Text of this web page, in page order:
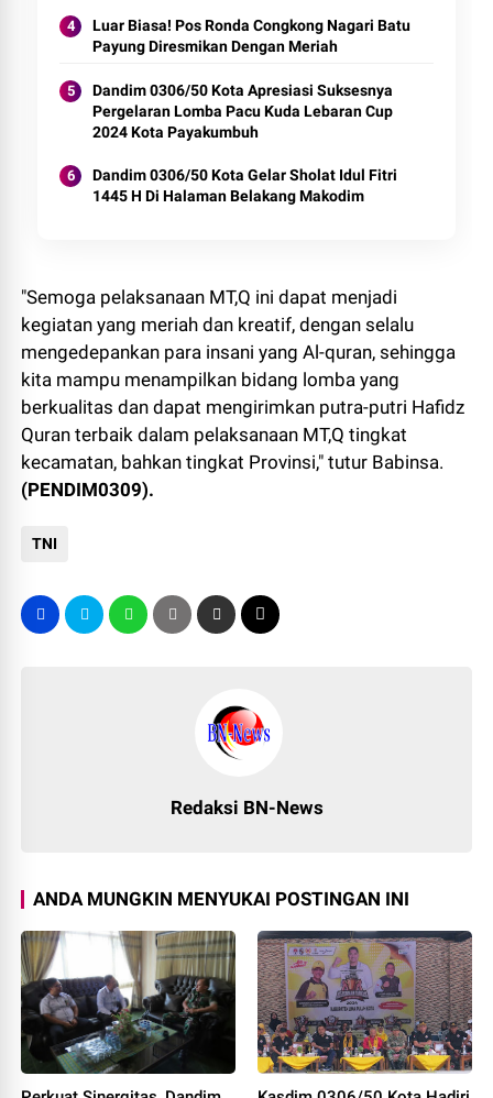
Luar Biasa! Pos Ronda Congkong Nagari Batu
Payung Diresmikan Dengan Meriah
Dandim 0306/50 Kota Apresiasi Suksesnya
Pergelaran Lomba Pacu Kuda Lebaran Cup
2024 Kota Payakumbuh
Dandim 0306/50 Kota Gelar Sholat Idul Fitri
1445 H Di Halaman Belakang Makodim
"Semoga pelaksanaan MT,Q ini dapat menjadi
kegiatan yang meriah dan kreatif, dengan selalu
mengedepankan para insani yang Al-quran, sehingga
kita mampu menampilkan bidang lomba yang
berkualitas dan dapat mengirimkan putra-putri Hafidz
Quran terbaik dalam pelaksanaan MT,Q tingkat
kecamatan, bahkan tingkat Provinsi," tutur Babinsa.
(PENDIM0309).
TNI
Redaksi BN-News
ANDA MUNGKIN MENYUKAI POSTINGAN INI